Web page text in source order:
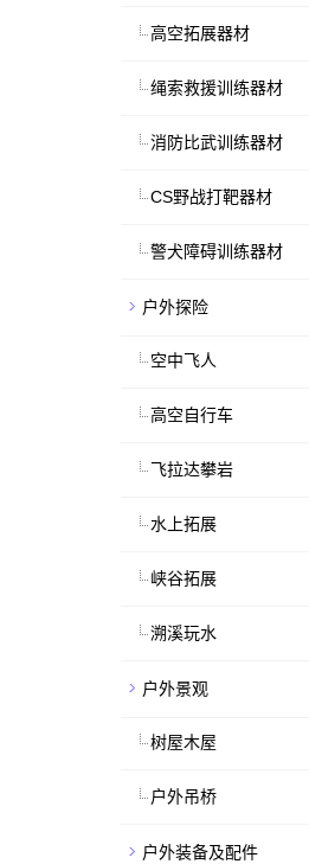
高空拓展器材
绳索救援训练器材
消防比武训练器材
CS野战打靶器材
警犬障碍训练器材
户外探险
空中飞人
高空自行车
飞拉达攀岩
水上拓展
峡谷拓展
溯溪玩水
户外景观
树屋木屋
户外吊桥
户外装备及配件